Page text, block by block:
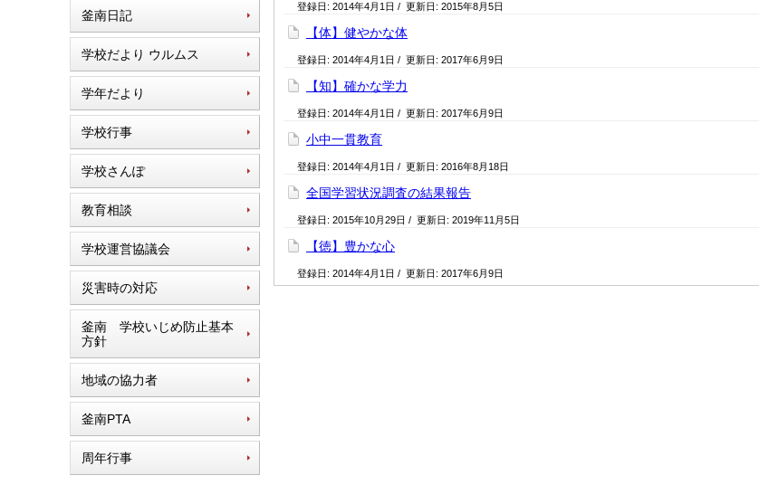
釜南日記
学校だより ウルムス
学年だより
学校行事
学校さんぽ
教育相談
学校運営協議会
災害時の対応
釜南 学校いじめ防止基本
方針
地域の協力者
釜南PTA
周年行事
登録日: 2014年4月1日 / 更新日: 2015年8月5日
【体】健やかな体
登録日: 2014年4月1日 / 更新日: 2017年6月9日
【知】確かな学力
登録日: 2014年4月1日 / 更新日: 2017年6月9日
小中一貫教育
登録日: 2014年4月1日 / 更新日: 2016年8月18日
全国学習状況調査の結果報告
登録日: 2015年10月29日 / 更新日: 2019年11月5日
【徳】豊かな心
登録日: 2014年4月1日 / 更新日: 2017年6月9日